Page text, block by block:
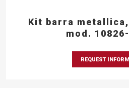
Kit barra
mod.
REQUEST